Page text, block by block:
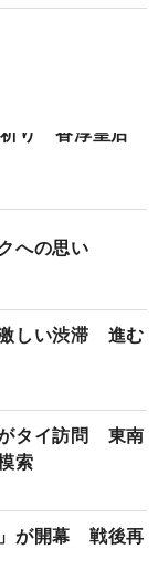
り 香淳皇后
への思い
しい渋滞 進む
タイ訪問 東南
索
が開幕 戦後再